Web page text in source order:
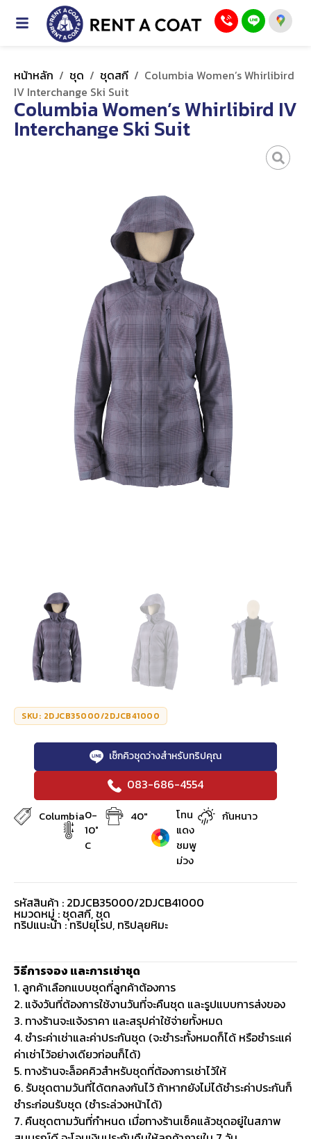
หน้าหลัก / ชุด / ชุดสกี / Columbia Women’s Whirlibird
IV Interchange Ski Suit
Columbia Women’s Whirlibird IV
Interchange Ski Suit
SKU: 2DJCB35000/2DJCB41000
เช็กคิวชุดว่างสำหรับทริปคุณ
083-686-4554
Columbia0-
10°
C
40"
โทน
แดง
ชมพู
ม่วง
กันหนาว
รหัสสินค้า : 2DJCB35000/2DJCB41000
หมวดหมู่ :ชุดสกี,ชุด
ทริปแนะนำ : ทริปยุโรป, ทริปลุยหิมะ
วิธีการจอง และการเช่าชุด
1. ลูกค้าเลือกแบบชุดที่ลูกค้าต้องการ
2. แจ้งวันที่ต้องการใช้งานวันที่จะคืนชุด และรูปแบบการส่งของ
3. ทางร้านจะแจ้งราคา และสรุปค่าใช้จ่ายทั้งหมด
4. ชำระค่าเช่าและค่าประกันชุด (จะชำระทั้งหมดก็ได้ หรือชำระแค่
ค่าเช่าไว้อย่างเดียวก่อนก็ได้)
5. ทางร้านจะล็อคคิวสำหรับชุดที่ต้องการเช่าไว้ให้
6. รับชุดตามวันที่ได้ตกลงกันไว้ ถ้าหากยังไม่ได้ชำระค่าประกันก็
ชำระก่อนรับชุด (ชำระล่วงหน้าได้)
7. คืนชุดตามวันที่กำหนด เมื่อทางร้านเช็คแล้วชุดอยู่ในสภาพ